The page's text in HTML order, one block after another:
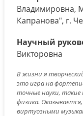
Капранова", г.
Научный
Викторовна
В жизни я
это игра на
точные науки, такие
физика.
виртуозными